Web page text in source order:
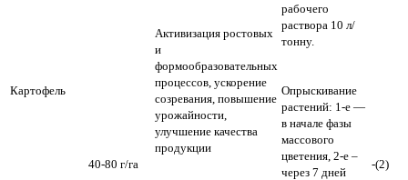
Картофель
Активизация ростовых
и
формообразовательных
процессов, ускорение
созревания, повышение
урожайности,
улучшение качества
продукции
рабочего
раствора 10 л/
тонну.
40-80 г/га
Опрыскивание
растений: 1-е —
в начале фазы
массового
цветения, 2-е –
через 7 дней
-(2)